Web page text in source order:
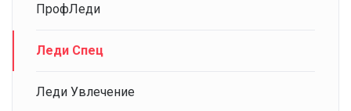
ПрофЛеди
Леди Спец
Леди Увлечение